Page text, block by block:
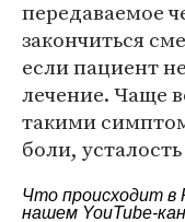
передаваемое
закончиться
если пациент
лечение. Чаще
такими
боли,
Что происходит в
нашем YouTube-